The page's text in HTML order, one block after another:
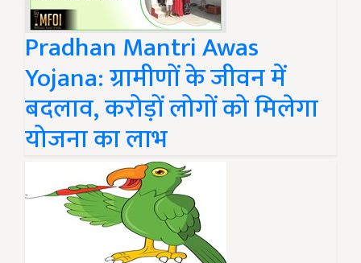
Pradhan Mantri Awas
Yojana: ग्रामीणों के जीवन में
बदलाव, करोड़ों लोगों को मिलेगा
योजना का लाभ